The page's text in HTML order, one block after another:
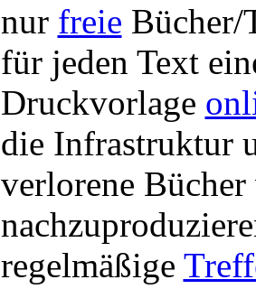
nur freie Bücher/
für jeden Text
Druckvorlage
die Infrastruktur
verlorene
regelmäßige